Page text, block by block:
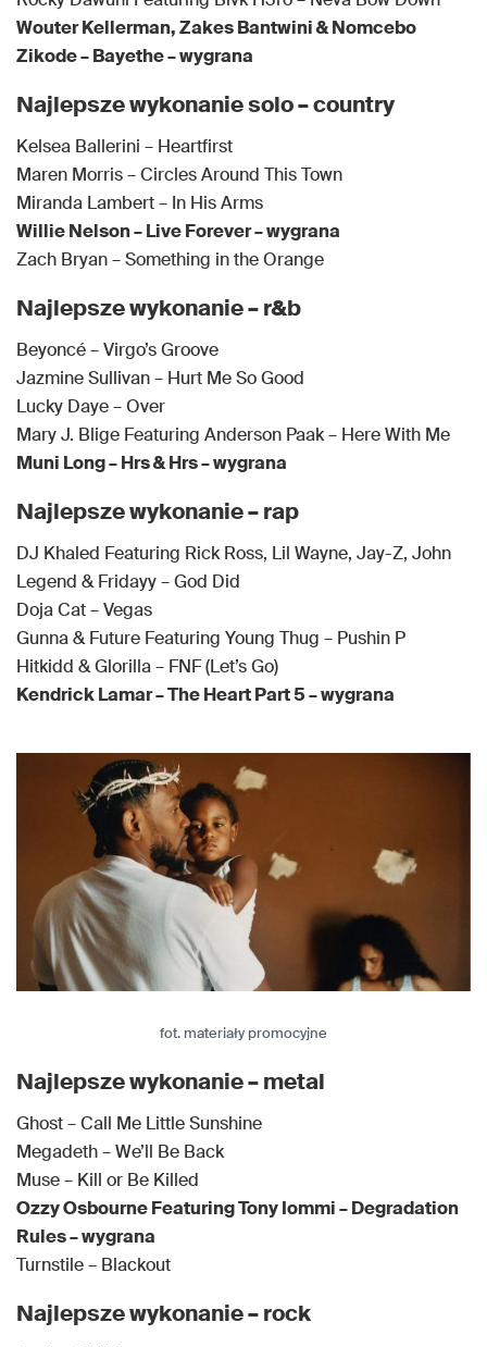
Wouter Kellerman, Zakes Bantwini & Nomcebo
Zikode – Bayethe – wygrana
Najlepsze wykonanie solo – country
Kelsea Ballerini – Heartfirst
Maren Morris – Circles Around This Town
Miranda Lambert – In His Arms
Willie Nelson – Live Forever – wygrana
Zach Bryan – Something in the Orange
Najlepsze wykonanie – r&b
Beyoncé – Virgo’s Groove
Jazmine Sullivan – Hurt Me So Good
Lucky Daye – Over
Mary J. Blige Featuring Anderson Paak – Here With Me
Muni Long – Hrs & Hrs – wygrana
Najlepsze wykonanie – rap
DJ Khaled Featuring Rick Ross, Lil Wayne, Jay-Z, John
Legend & Fridayy – God Did
Doja Cat – Vegas
Gunna & Future Featuring Young Thug – Pushin P
Hitkidd & Glorilla – FNF (Let’s Go)
Kendrick Lamar – The Heart Part 5 – wygrana
fot. materiały promocyjne
Najlepsze wykonanie – metal
Ghost – Call Me Little Sunshine
Megadeth – We’ll Be Back
Muse – Kill or Be Killed
Ozzy Osbourne Featuring Tony Iommi – Degradation
Rules – wygrana
Turnstile – Blackout
Najlepsze wykonanie – rock